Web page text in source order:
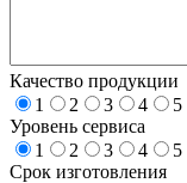
Качество продукции
1
2 3 4
5
Уровень сервиса
1
2 3 4
5
Срок изготовления